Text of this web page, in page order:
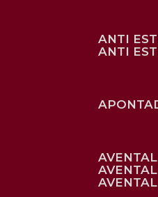
ANTI
ANTI